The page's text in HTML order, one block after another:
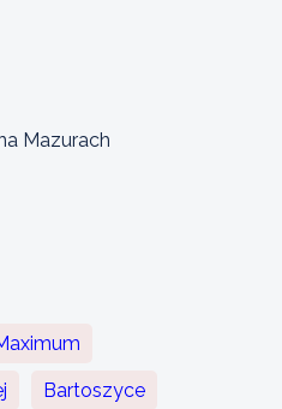
Mazurach
Bartoszyce